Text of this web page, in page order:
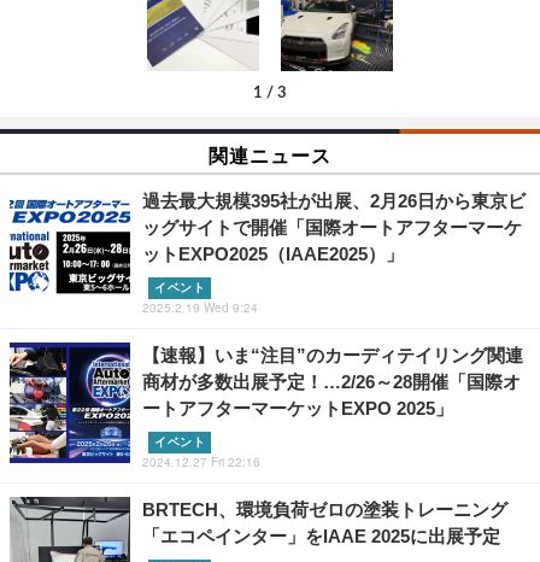
1 / 3
関連ニュース
過去最大規模395社が出展、2月26日から東京ビ
ッグサイトで開催「国際オートアフターマーケ
ットEXPO2025（IAAE2025）」
イベント
2025.2.19 Wed 9:24
【速報】いま“注目”のカーディテイリング関連
商材が多数出展予定！…2/26～28開催「国際オ
ートアフターマーケットEXPO 2025」
イベント
2024.12.27 Fri 22:16
BRTECH、環境負荷ゼロの塗装トレーニング
「エコペインター」をIAAE 2025に出展予定